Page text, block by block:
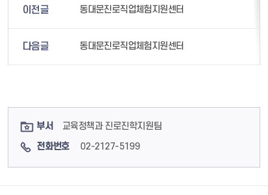
이전글 동대문진로직업체험지원센터
다음글 동대문진로직업체험지원센터
부서
교육정책과 진로진학지원팀
전화번호
02-2127-5199